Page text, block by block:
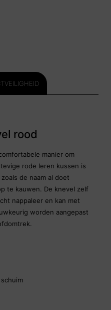
rood
manier om
rode leren kussen is
de naam al doet
te kauwen. De knevel zelf
nappaleer en kan met
worden aangepast